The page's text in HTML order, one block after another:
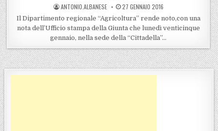
POSTED BY
ANTONIO.ALBANESE POSTED ON
27 GENNAIO 2016
Il Dipartimento regionale “Agricoltura” rende noto,con una
nota dell’Ufficio stampa della Giunta che lunedì venticinque
gennaio, nella sede della “Cittadella”…